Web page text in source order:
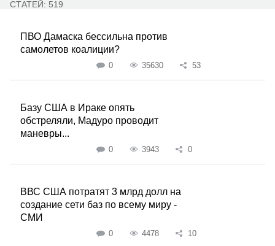
СТАТЕЙ: 519
ПВО Дамаска бессильна против
самолетов коалиции?
0 35630 53
Базу США в Ираке опять
обстреляли, Мадуро проводит
маневры...
0 3943 0
ВВС США потратят 3 млрд долл на
создание сети баз по всему миру -
СМИ
0 4478 10